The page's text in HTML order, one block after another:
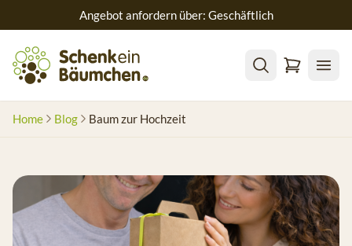
Angebot anfordern über: Geschäftlich
Home Blog Baum zur Hochzeit